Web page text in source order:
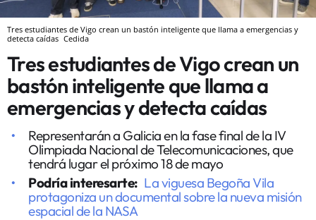
Tres estudiantes de Vigo crean un bastón inteligente que llama a emergencias y
detecta caídas Cedida
Tres estudiantes de Vigo crean un
bastón inteligente que llama a
emergencias y detecta caídas
Representarán a Galicia en la fase final de la IV
Olimpiada Nacional de Telecomunicaciones, que
tendrá lugar el próximo 18 de mayo
Podría interesarte: La viguesa Begoña Vila
protagoniza un documental sobre la nueva misión
espacial de la NASA